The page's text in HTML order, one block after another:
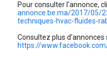
Pour consulter l'annonce,
annonce.be.ma/2017/05/
techniques-hvac-fluides-
Consultez plus d'annonces
https://